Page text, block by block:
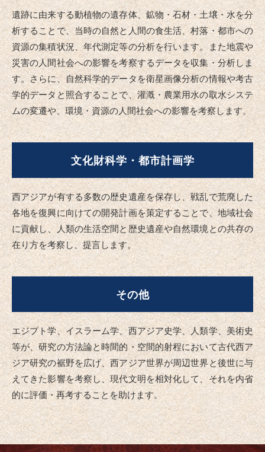
遺跡に由来する動植物の遺存体、鉱物・石材・土壌・水を分
析することで、当時の自然と人間の食生活、村落・都市への
資源の集積状況、年代測定等の分析を行います。また地震や
災害の人間社会への影響を考察するデータを収集・分析しま
す。さらに、自然科学的データを衛星画像分析の情報や考古
学的データと照合することで、灌漑・農業用水の取水システ
ムの変遷や、環境・資源の人間社会への影響を考察します。
文化財科学・都市計画学
西アジアが有する多数の歴史遺産を保存し、戦乱で荒廃した
各地を復興に向けての開発計画を策定することで、地域社会
に貢献し、人類の生活空間と歴史遺産や自然環境との共存の
在り方を考察し、提言します。
その他
エジプト学、イスラーム学、西アジア史学、人類学、美術史
等が、研究の方法論と時間的・空間的射程において古代西ア
ジア研究の裾野を広げ、西アジア世界が周辺世界と後世に与
えてきた影響を考察し、現代文明を相対化して、それを内省
的に評価・再考することを助けます。